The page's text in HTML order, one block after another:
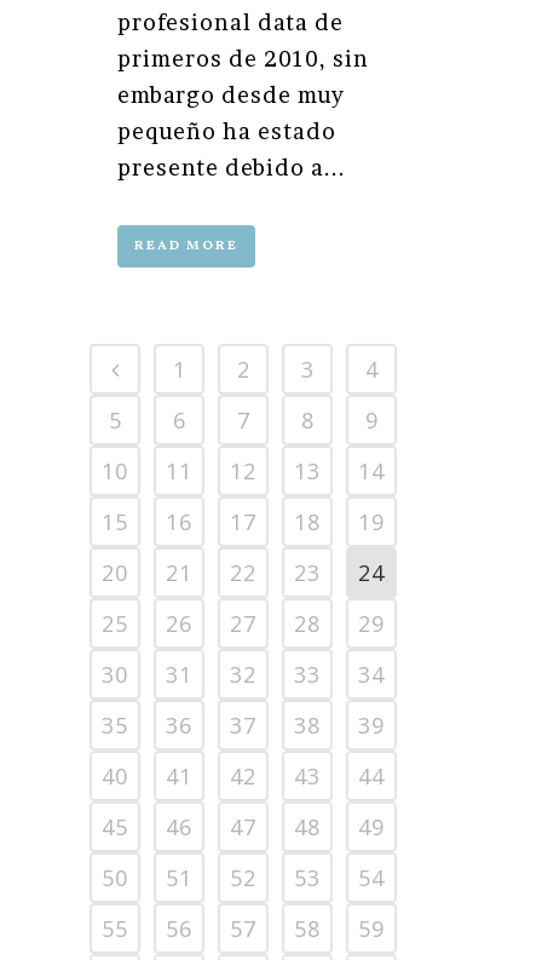
profesional data de
primeros de 2010, sin
embargo desde muy
pequeño ha estado
presente debido a...
READ MORE
1 2 3
4
5
6 7 8
9
10
11 12 13
14
15
16 17 18
19
20
21 22 23
24
25
26 27 28
29
30
31 32 33
34
35
36 37 38
39
40
41 42 43
44
45
46 47 48
49
50
51 52 53
54
55
56 57 58
59